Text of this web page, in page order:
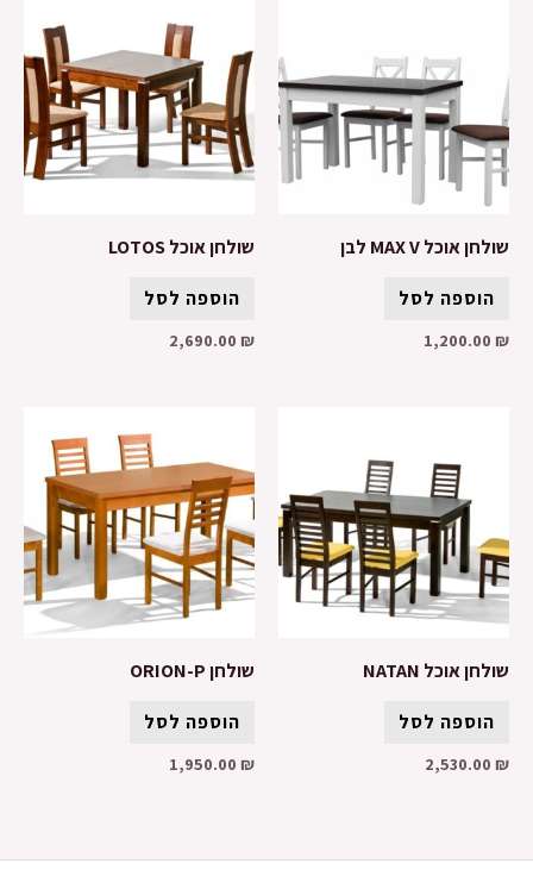
שולחן אוכל MAX V לבן
הוספה לסל
1,200.00 ₪
שולחן אוכל LOTOS
הוספה לסל
2,690.00 ₪
שולחן אוכל NATAN
הוספה לסל
2,530.00 ₪
שולחן ORION-P
הוספה לסל
1,950.00 ₪